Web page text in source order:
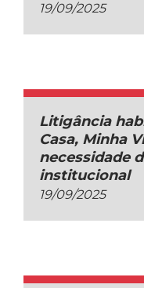
19/09/2025
Litigância
Casa, Minha
necessidade
institucional
19/09/2025